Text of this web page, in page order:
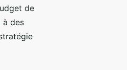
de
à des